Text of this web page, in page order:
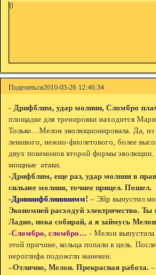
0
Поделиться2010-03-26 12:46:34
- Дрифблим, удар молнии, Сломбро
площадке для тренировки находится
Только…Мелон эволюционировала. Да, из
ленивого, нежно-фиолетового, более
двух покемонов второй формы
мощные атаки.
-Дрифблим, еще раз, удар молнии в
сильнее молния, точнее прицел. Пошел.
-Дриииифблииииимм! – Эйр выпустил
Экономней расходуй электричество. Ты
Ладно, пока собирай, а я займусь
-Сломбро, сломбро… - Мелон выпустила
этой причине, кольца попали в цель.
иероглифа подожгли манекен.
–Отлично, Мелон. Прекрасная работа.